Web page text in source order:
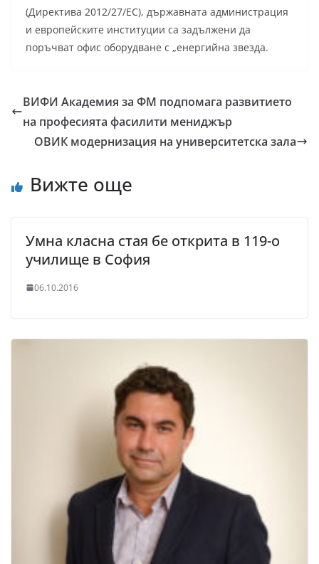
(Директива 2012/27/ЕС), държавната администрация
и европейските институции са задължени да
поръчват офис оборудване с „енергийна звезда.
ВИФИ Академия за ФМ подпомага развитието
на професията фасилити мениджър
ОВИК модернизация на университетска зала
Вижте още
Умна класна стая бе открита в 119-о
училище в София
06.10.2016